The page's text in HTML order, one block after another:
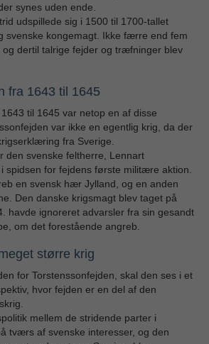
synes uden ende.
udspillede sig i 1500 til 1700-tallet
svenske kongemagt. Ikke færre end fem
dertil talrige fejder og træfninger blev
fra 1643 til 1645
til 1645 var netop en af disse
var ikke en egentlig krig, da der
fra Sverige.
den svenske feltherre, Lennart
spidsen for fejdens første militære aktion.
en svensk hær Jylland, og en anden
Den danske krigsmagt blev taget på
havde ignoreret advarsler fra sin gesandt
om det forestående angreb.
større krig
for Torstenssonfejden, skal den ses i et
hvor fejden er en del af den
mellem de stridende parter i
tværs af svenske interesser, og den